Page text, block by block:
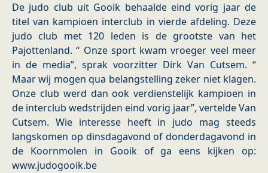
De judo club uit Gooik behaalde eind vorig jaar de
titel van kampioen interclub in vierde afdeling. Deze
judo club met 120 leden is de grootste van het
Pajottenland. “ Onze sport kwam vroeger veel meer
in de media”, sprak voorzitter Dirk Van Cutsem. “
Maar wij mogen qua belangstelling zeker niet klagen.
Onze club werd dan ook verdienstelijk kampioen in
de interclub wedstrijden eind vorig jaar”, vertelde Van
Cutsem. Wie interesse heeft in judo mag steeds
langskomen op dinsdagavond of donderdagavond in
de Koornmolen in Gooik of ga eens kijken op:
www.judogooik.be